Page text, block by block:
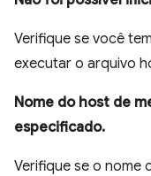
Verifique se você
executar o arquivo
Nome do host de
especificado.
Verifique se o nome